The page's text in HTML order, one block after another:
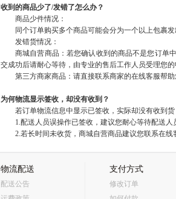
收到的商品少了/发错了怎么办？
商品少件情况：
同个订单购买多个商品可能会分为一个以上包裹
发错货情况：
商城自营商品：若您确认收到的商品不是您订单
交成功后请耐心等待，由专业的售后工作人员受理您的
第三方商家商品：请直接联系商家的在线客服帮助
为何物流显示签收，却没有收到？
若订单物流信息中显示已签收，实际却没有收到
1.配送人员误操作已签收，建议您耐心等待配送人
2.若长时间未收货， 商城自营商品建议您联系在线
物流配送
配送公告
支付方式
修改订单